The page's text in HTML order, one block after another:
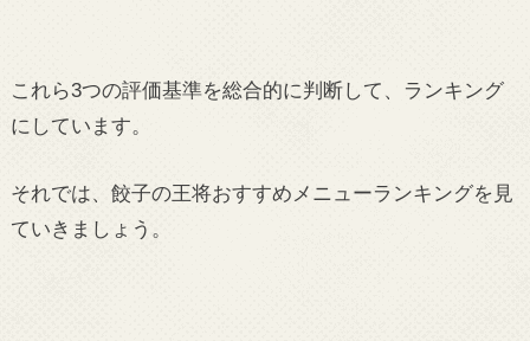
これら3つの評価基準を総合的に判断して、ランキング
にしています。
それでは、餃子の王将おすすめメニューランキングを見
ていきましょう。